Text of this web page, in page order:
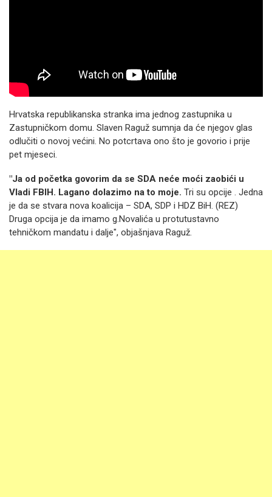
Hrvatska republikanska stranka ima jednog zastupnika u
Zastupničkom domu. Slaven Raguž sumnja da će njegov glas
odlučiti o novoj većini. No potcrtava ono što je govorio i prije
pet mjeseci.
"Ja od početka govorim da se SDA neće moći zaobići u
Vladi FBIH. Lagano dolazimo na to moje. Tri su opcije . Jedna
je da se stvara nova koalicija – SDA, SDP i HDZ BiH. (REZ)
Druga opcija je da imamo g.Novalića u protutustavno
tehničkom mandatu i dalje", objašnjava Raguž.